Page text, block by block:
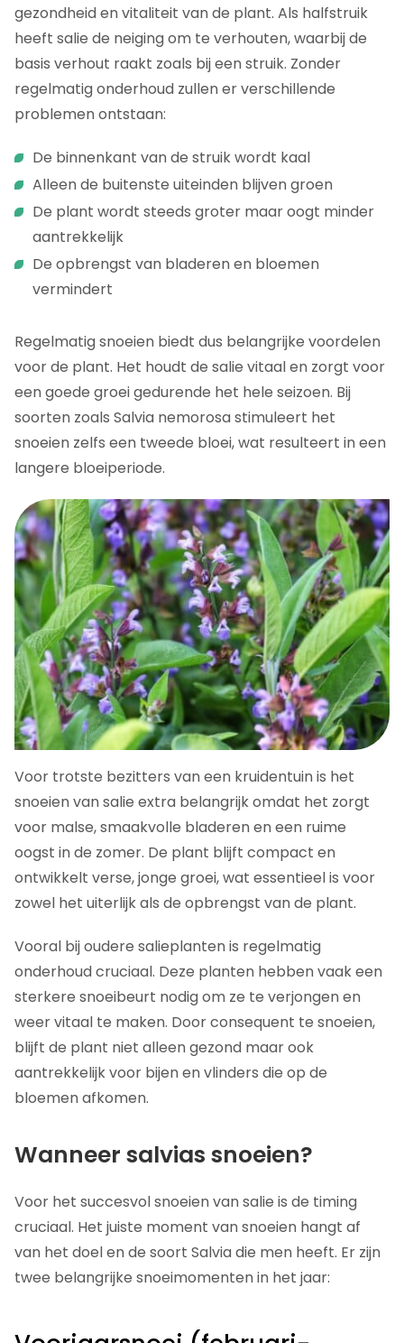
gezondheid en vitaliteit van de plant. Als halfstruik
heeft salie de neiging om te verhouten, waarbij de
basis verhout raakt zoals bij een struik. Zonder
regelmatig onderhoud zullen er verschillende
problemen ontstaan:
De binnenkant van de struik wordt kaal
Alleen de buitenste uiteinden blijven groen
De plant wordt steeds groter maar oogt minder
aantrekkelijk
De opbrengst van bladeren en bloemen
vermindert
Regelmatig snoeien biedt dus belangrijke voordelen
voor de plant. Het houdt de salie vitaal en zorgt voor
een goede groei gedurende het hele seizoen. Bij
soorten zoals Salvia nemorosa stimuleert het
snoeien zelfs een tweede bloei, wat resulteert in een
langere bloeiperiode.
Voor trotste bezitters van een kruidentuin is het
snoeien van salie extra belangrijk omdat het zorgt
voor malse, smaakvolle bladeren en een ruime
oogst in de zomer. De plant blijft compact en
ontwikkelt verse, jonge groei, wat essentieel is voor
zowel het uiterlijk als de opbrengst van de plant.
Vooral bij oudere salieplanten is regelmatig
onderhoud cruciaal. Deze planten hebben vaak een
sterkere snoeibeurt nodig om ze te verjongen en
weer vitaal te maken. Door consequent te snoeien,
blijft de plant niet alleen gezond maar ook
aantrekkelijk voor bijen en vlinders die op de
bloemen afkomen.
Wanneer salvias snoeien?
Voor het succesvol snoeien van salie is de timing
cruciaal. Het juiste moment van snoeien hangt af
van het doel en de soort Salvia die men heeft. Er zijn
twee belangrijke snoeimomenten in het jaar: